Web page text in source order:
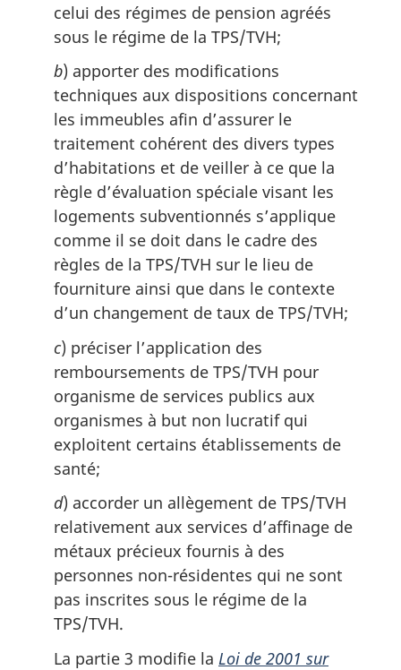
celui des régimes de pension agréés
sous le régime de la TPS/TVH;
b) apporter des modifications
techniques aux dispositions concernant
les immeubles afin d’assurer le
traitement cohérent des divers types
d’habitations et de veiller à ce que la
règle d’évaluation spéciale visant les
logements subventionnés s’applique
comme il se doit dans le cadre des
règles de la TPS/TVH sur le lieu de
fourniture ainsi que dans le contexte
d’un changement de taux de TPS/TVH;
c) préciser l’application des
remboursements de TPS/TVH pour
organisme de services publics aux
organismes à but non lucratif qui
exploitent certains établissements de
santé;
d) accorder un allègement de TPS/TVH
relativement aux services d’affinage de
métaux précieux fournis à des
personnes non-résidentes qui ne sont
pas inscrites sous le régime de la
TPS/TVH.
La partie 3 modifie la Loi de 2001 sur